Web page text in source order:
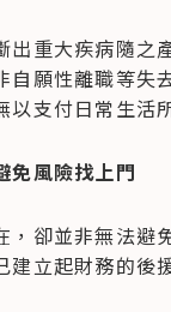
出重大疾病隨之
自願性離職等失
以支付日常生活
免風險找上門
，卻並非無法避
建立起財務的後